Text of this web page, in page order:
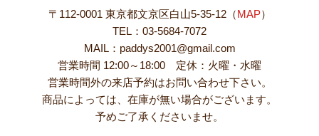
〒112-0001 東京都文京区白山5-35-12（MAP）
TEL：03-5684-7072
MAIL：paddys2001@gmail.com
営業時間 12:00～18:00 定休：火曜・水曜
営業時間外の来店予約はお問い合わせ下さい。
商品によっては、在庫が無い場合がございます。
予めご了承くださいませ。